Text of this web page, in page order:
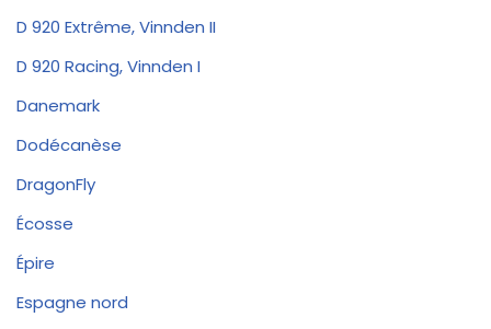
D 920 Extrême, Vinnden II
D 920 Racing, Vinnden I
Danemark
Dodécanèse
DragonFly
Écosse
Épire
Espagne nord